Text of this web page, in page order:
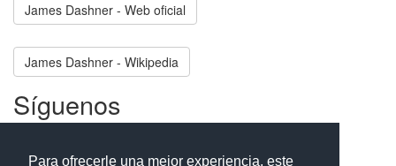
Para ofrecerle una mejor experiencia, este
James Dashner - Web oficial
James Dashner - Wikipedia
Síguenos